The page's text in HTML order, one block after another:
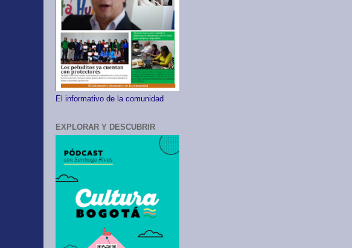
El informativo de la comunidad
EXPLORAR Y DESCUBRIR